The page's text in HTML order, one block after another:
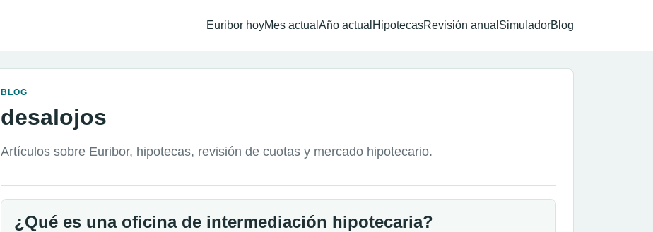
Euribor hoyMes actual Año actual HipotecasRevisión anual SimuladorBlog
BLOG
desalojos
Artículos sobre Euribor, hipotecas, revisión de cuotas y mercado hipotecario.
¿Qué es una oficina de intermediación hipotecaria?